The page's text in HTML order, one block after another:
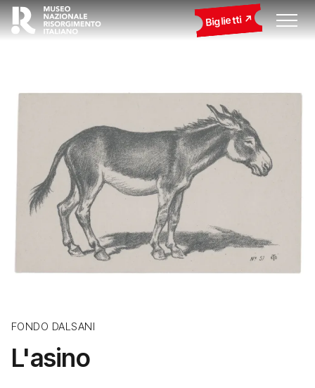
Biglietti
FONDO DALSANI
L'asino